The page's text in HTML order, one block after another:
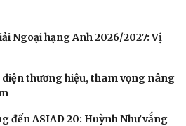
Ngoại hạng Anh 2026/2027: Vị
diện thương hiệu, tham vọng nâng
đến ASIAD 20: Huỳnh Như vắng